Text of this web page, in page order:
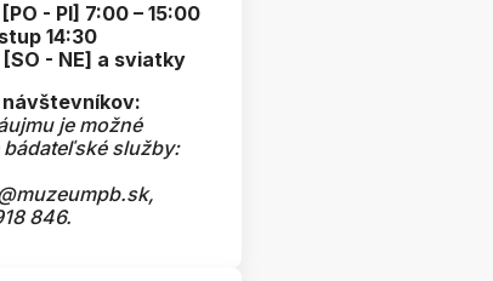
- PI] 7:00 – 15:00
14:30
- NE] a sviatky
návštevníkov:
je možné
služby:
846.